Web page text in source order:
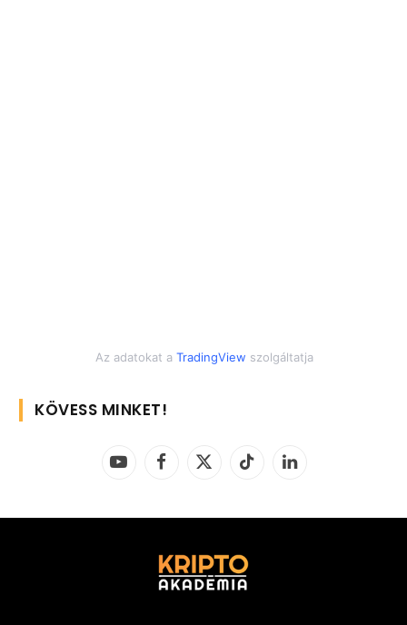
Az adatokat a TradingView szolgáltatja
KÖVESS MINKET!
YouTubeFacebook
X
TikTok LinkedIn